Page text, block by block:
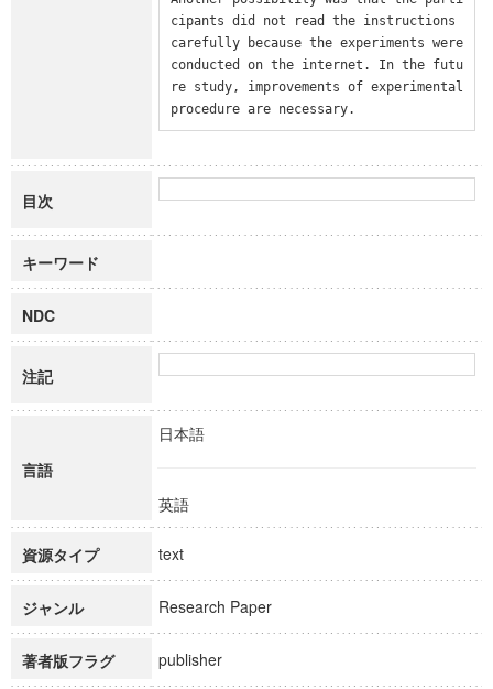
cipants did not read the instructions
carefully because the experiments were
conducted on the internet. In the futu
re study, improvements of experimental
procedure are necessary.
目次
キーワード
NDC
注記
言語
日本語
英語
資源タイプ text
ジャンル Research Paper
著者版フラグ publisher